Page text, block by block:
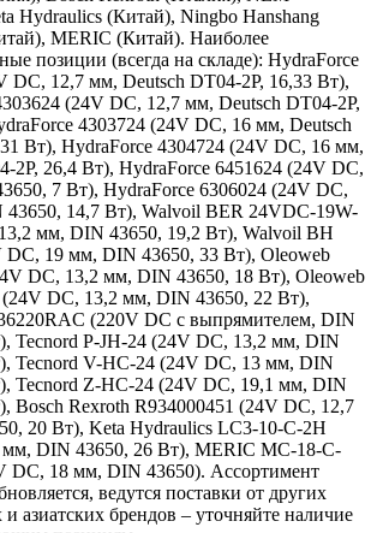
Hydraulics (Китай), Ningbo Hanshang
MERIC (Китай). Наиболее
позиции (всегда на складе): HydraForce
DC, 12,7 мм, Deutsch DT04-2P, 16,33 Вт),
(24V DC, 12,7 мм, Deutsch DT04-2P,
4303724 (24V DC, 16 мм, Deutsch
Вт), HydraForce 4304724 (24V DC, 16 мм,
2P, 26,4 Вт), HydraForce 6451624 (24V DC,
7 Вт), HydraForce 6306024 (24V DC,
14,7 Вт), Walvoil BER 24VDC-19W-
мм, DIN 43650, 19,2 Вт), Walvoil BH
DC, 19 мм, DIN 43650, 33 Вт), Oleoweb
DC, 13,2 мм, DIN 43650, 18 Вт), Oleoweb
DC, 13,2 мм, DIN 43650, 22 Вт),
(220V DC с выпрямителем, DIN
Tecnord P-JH-24 (24V DC, 13,2 мм, DIN
Tecnord V-HC-24 (24V DC, 13 мм, DIN
Tecnord Z-HC-24 (24V DC, 19,1 мм, DIN
Bosch Rexroth R934000451 (24V DC, 12,7
20 Вт), Keta Hydraulics LC3-10-C-2H
DIN 43650, 26 Вт), MERIC MC-18-C-
DC, 18 мм, DIN 43650). Ассортимент
ведутся поставки от других
и азиатских брендов – уточняйте наличие